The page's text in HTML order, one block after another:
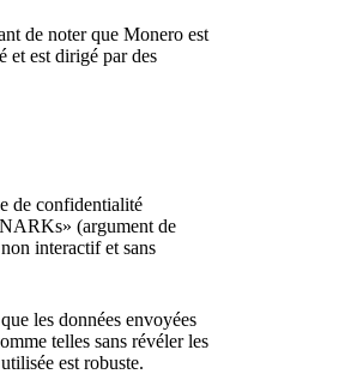
de noter que Monero est
et est dirigé par des
de confidentialité
(argument de
interactif et sans
les données envoyées
telles sans révéler les
est robuste.